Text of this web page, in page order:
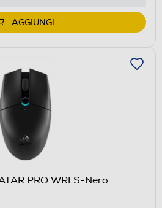
AGGIUNGI
PRO WRLS-Nero